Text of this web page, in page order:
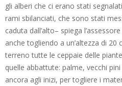
gli alberi che ci erano stati
rami sbilanciati, che sono stati
caduta dall’alto– spiega
anche togliendo a un’altezza di
terreno tutte le ceppaie delle
quelle abbattute: palme, vecchi
ancora agli inizi, per togliere i